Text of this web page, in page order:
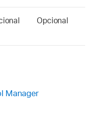
Opcional
Manager